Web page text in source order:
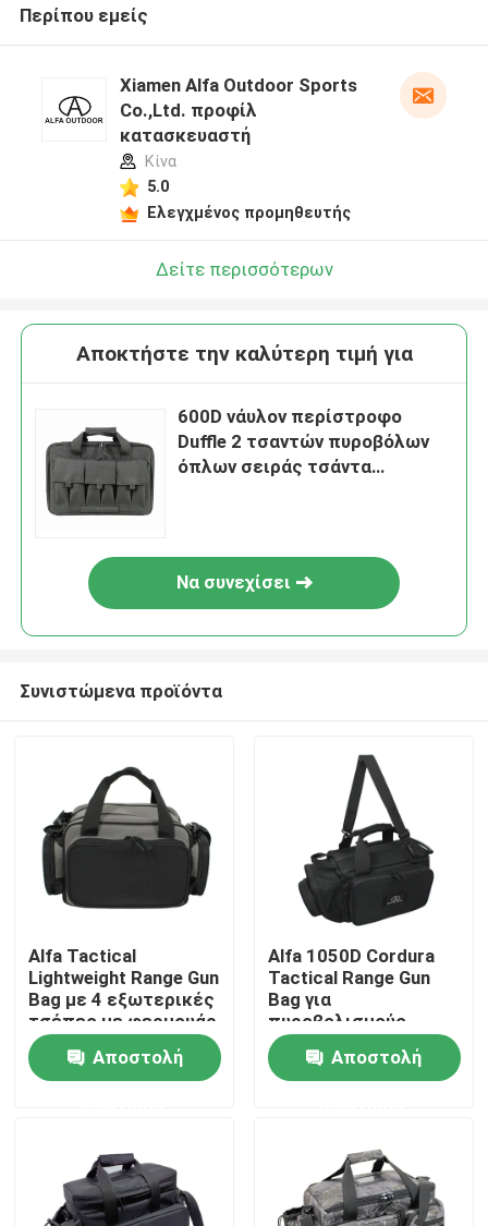
Σπίτι
Προϊόντα
Σχετικά με εμάς
Περίπου εμείς
Xiamen Alfa Outdoor Sports
Co.,Ltd. προφίλ
κατασκευαστή
Κίνα
5.0
Ελεγχμένος προμηθευτής
Δείτε περισσότερων
Αποκτήστε την καλύτερη τιμή για
600D νάυλον περίστροφο
Duffle 2 τσαντών πυροβόλων
όπλων σειράς τσάντα
Να συνεχίσει
Συνιστώμενα προϊόντα
Alfa Tactical
Lightweight Range Gun
Bag με 4 εξωτερικές
τσέπες με φερμουάρ
για σκοποβολή από
απόστασηΑποστολή
Alfa 1050D Cordura
Tactical Range Gun
Bag για
πυροβολισμούς
Κυνηγίας
προσαρμοσμένο
λογότυπο
Αποστολή